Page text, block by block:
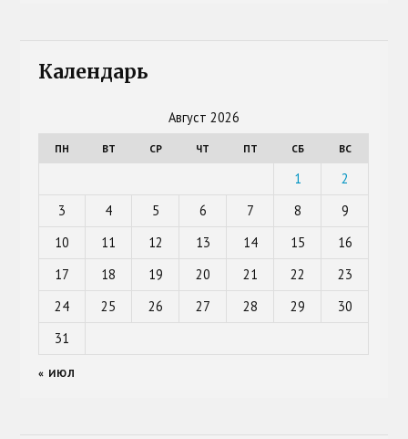
Календарь
Август 2026
ПН ВТ СР ЧТ ПТ СБ ВС
1
2
3
4 5 6 7 8
9
10
11 12 13 14 15
16
17
18 19 20 21 22
23
24
25 26 27 28 29
30
31
« ИЮЛ